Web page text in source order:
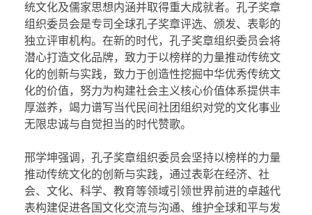
统文化及儒家思想内涵并取得重大成就者。孔子奖章
组织委员会是专司全球孔子奖章评选、颁发、表彰的
独立评审机构。在新的时代，孔子奖章组织委员会将
潜心打造文化品牌，致力于以榜样的力量推动传统文
化的创新与实践，致力于创造性挖掘中华优秀传统文
化的价值，努力为构建社会主义核心价值体系提供丰
厚滋养，竭力谱写当代民间社团组织对党的文化事业
无限忠诚与自觉担当的时代赞歌。
邢学坤强调，孔子奖章组织委员会坚持以榜样的力量
推动传统文化的创新与实践，通过表彰在经济、社
会、文化、科学、教育等领域引领世界前进的卓越代
表构建促进各国文化交流与沟通、维护全球和平与发